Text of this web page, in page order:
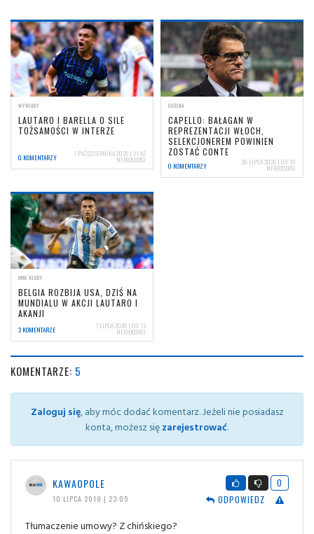
WYWIADY
LAUTARO I BARELLA O SILE
TOŻSAMOŚCI W INTERZE
0 KOMENTARZY 7 PAŹDZIERNIKA 2025 | 21:42
NERIOCORSI
OGÓLNA
CAPELLO: BAŁAGAN W
REPREZENTACJI WŁOCH,
SELEKCJONEREM POWINIEN
ZOSTAĆ CONTE
0 KOMENTARZY 28 LIPCA 2026 | 09:10
NERIOCORSI
INNE KLUBY
BELGIA ROZBIJA USA, DZIŚ NA
MUNDIALU W AKCJI LAUTARO I
AKANJI
3 KOMENTARZE 7 LIPCA 2026 | 09:13
NERIOCORSI
KOMENTARZE: 5
Zaloguj się, aby móc dodać komentarz. Jeżeli nie posiadasz
konta, możesz sięzarejestrować.
KAWAOPOLE
10 LIPCA 2019 | 23:05
0
ODPOWIEDZ
Tłumaczenie umowy? Z chińskiego?